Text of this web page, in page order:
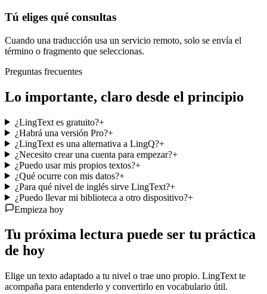
Tú eliges qué consultas
Cuando una traducción usa un servicio remoto, solo se envía el
término o fragmento que seleccionas.
Preguntas frecuentes
Lo importante, claro desde el principio
¿LingText es gratuito?+
¿Habrá una versión Pro?+
¿LingText es una alternativa a LingQ?+
¿Necesito crear una cuenta para empezar?+
¿Puedo usar mis propios textos?+
¿Qué ocurre con mis datos?+
¿Para qué nivel de inglés sirve LingText?+
¿Puedo llevar mi biblioteca a otro dispositivo?+
Empieza hoy
Tu próxima lectura puede ser tu práctica
de hoy
Elige un texto adaptado a tu nivel o trae uno propio. LingText te
acompaña para entenderlo y convertirlo en vocabulario útil.